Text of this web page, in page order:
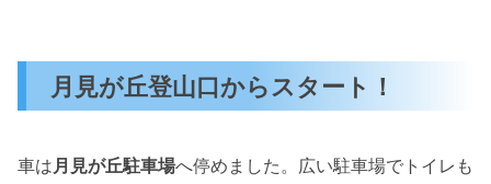
月見が丘登山口からスタート！
車は月見が丘駐車場へ停めました。広い駐車場でトイレも